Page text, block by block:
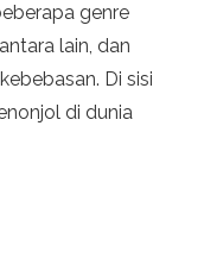
genre
lain, dan
Di sisi
di dunia